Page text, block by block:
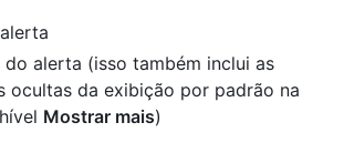
do alerta (isso também inclui as
ocultas da exibição por padrão na
Mostrar mais)